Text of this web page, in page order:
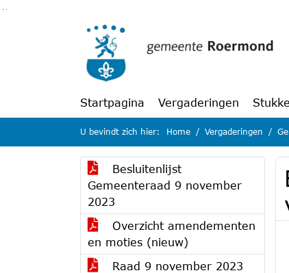
Startpagina Vergaderingen
U bevindt zich hier: Home Vergaderingen
Besluitenlijst
Gemeenteraad 9 november
2023
Overzicht amendementen
en moties (nieuw)
Raad 9 november 2023